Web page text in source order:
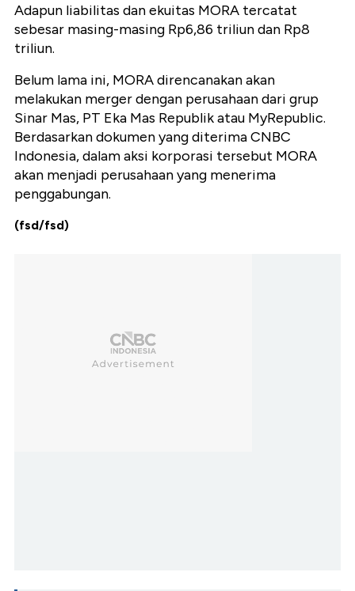
Adapun liabilitas dan ekuitas MORA tercatat
sebesar masing-masing Rp6,86 triliun dan Rp8
triliun.
Belum lama ini, MORA direncanakan akan
melakukan merger dengan perusahaan dari grup
Sinar Mas, PT Eka Mas Republik atau MyRepublic.
Berdasarkan dokumen yang diterima CNBC
Indonesia, dalam aksi korporasi tersebut MORA
akan menjadi perusahaan yang menerima
penggabungan.
(fsd/fsd)